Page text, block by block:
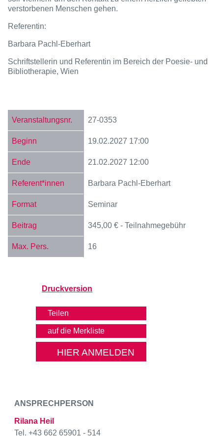
verstorbenen Menschen gehen.
Referentin:
Barbara Pachl-Eberhart
Schriftstellerin und Referentin im Bereich der Poesie- und
Bibliotherapie, Wien
27-0353
19.02.2027 17:00
21.02.2027 12:00
Barbara Pachl-Eberhart
Seminar
345,00 € - Teilnahmegebühr
16
Druckversion
Teilen
HIER ANMELDEN
ANSPRECHPERSON
Rilana Heil
Tel. +43 662 65901 - 514